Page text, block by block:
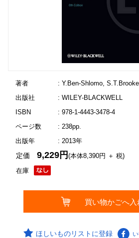
著者
: Y.Ben-Shlomo,
出版社
: WILEY-BLACKWELL
ISBN
: 978-1-4443-3478-4
ページ数
: 238pp.
出版年
: 2013年
在庫
定価9,229円(本体8,390円 ＋ 税)
ほしいものリストに登録